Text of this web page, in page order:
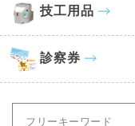
技工用品
診察券